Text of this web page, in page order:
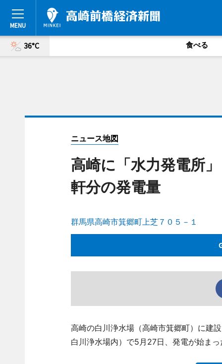
36°C 食べる
ニュース地図
高崎に「水力発電所
軒分の発電量
群馬県高崎市箕郷町上芝７０５－１
高崎の白川浄水場（高崎市箕郷町）に建
白川浄水場内）で5月27日、発電が始まっ